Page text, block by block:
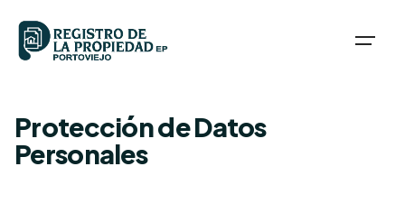
Protección de Datos
Personales